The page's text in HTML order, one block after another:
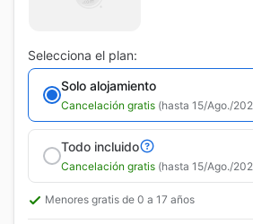
Selecciona el plan:
Solo alojamiento
Cancelación gratis (hasta 15/Ago./
Todo incluido
Cancelación gratis (hasta 15/Ago./
Menores gratis de 0 a 17 años